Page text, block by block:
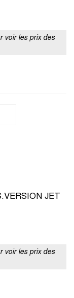
voir les prix des
JET
voir les prix des